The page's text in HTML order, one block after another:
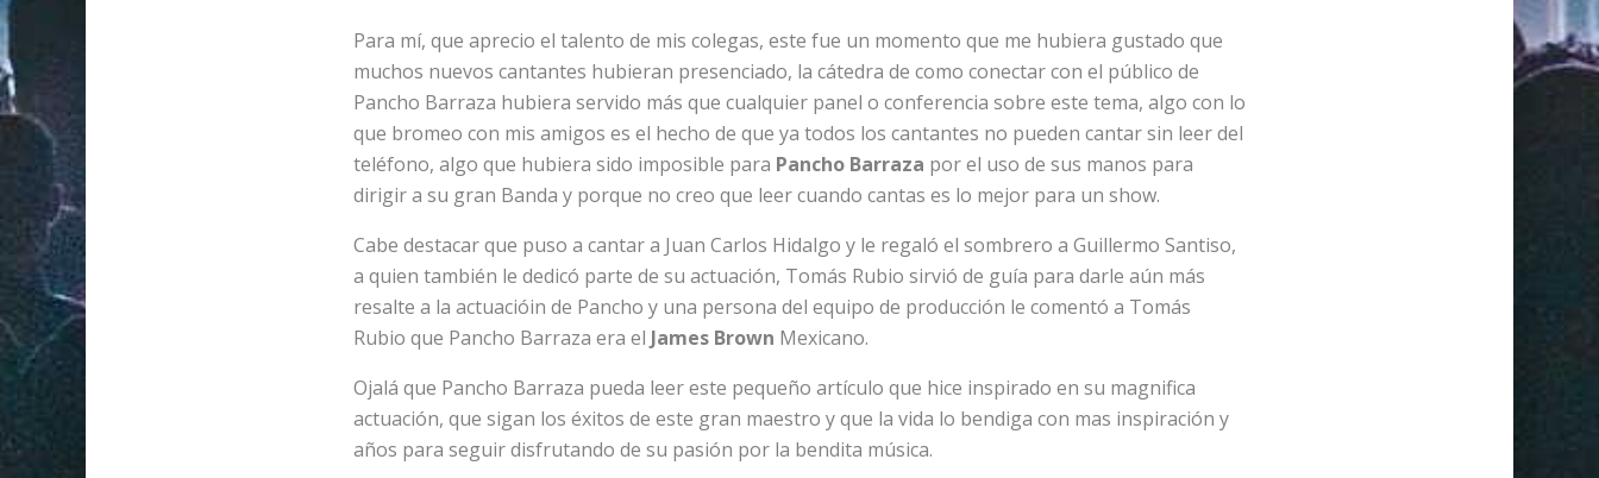
Para mí, que aprecio el talento de mis colegas, este fue un momento que me hubiera gustado que
muchos nuevos cantantes hubieran presenciado, la cátedra de como conectar con el público de
Pancho Barraza hubiera servido más que cualquier panel o conferencia sobre este tema, algo con lo
que bromeo con mis amigos es el hecho de que ya todos los cantantes no pueden cantar sin leer del
teléfono, algo que hubiera sido imposible para Pancho Barraza por el uso de sus manos para
dirigir a su gran Banda y porque no creo que leer cuando cantas es lo mejor para un show.
Cabe destacar que puso a cantar a Juan Carlos Hidalgo y le regaló el sombrero a Guillermo Santiso,
a quien también le dedicó parte de su actuación, Tomás Rubio sirvió de guía para darle aún más
resalte a la actuacióin de Pancho y una persona del equipo de producción le comentó a Tomás
Rubio que Pancho Barraza era el James Brown Mexicano.
Ojalá que Pancho Barraza pueda leer este pequeño artículo que hice inspirado en su magnifica
actuación, que sigan los éxitos de este gran maestro y que la vida lo bendiga con mas inspiración y
años para seguir disfrutando de su pasión por la bendita música.